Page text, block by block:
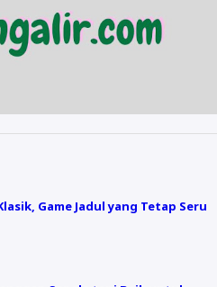
Game Jadul yang Tetap Seru